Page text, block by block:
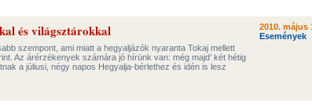
és világsztárokkal
szempont, ami miatt a hegyaljázók nyaranta Tokaj mellett
Az árérzékenyek számára jó hírünk van: még majd’ két hétig
a júliusi, négy napos Hegyalja-bérlethez és idén is lesz
2010. május
Események